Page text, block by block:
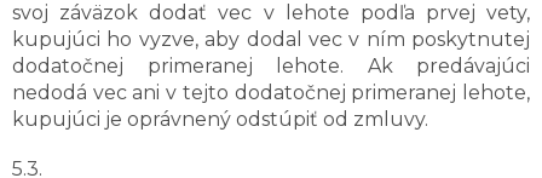
svoj záväzok dodať vec v lehote podľa prvej vety,
kupujúci ho vyzve, aby dodal vec v ním poskytnutej
dodatočnej primeranej lehote. Ak predávajúci
nedodá vec ani v tejto dodatočnej primeranej lehote,
kupujúci je oprávnený odstúpiť od zmluvy.
5.3.